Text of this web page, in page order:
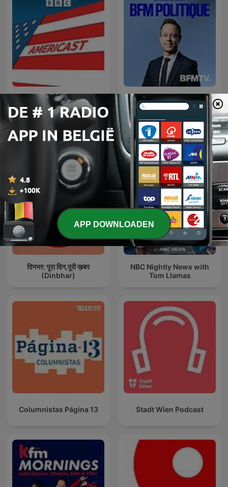
Americast BFM Politique
Internationale Overheid-podcasts
दिनभर: पूरा दिन,पूरी ख़बर
(Dinbhar)
NBC Nightly News with
Tom Llamas
Columnistas Página 13 Stadt Wien Podcast
APP DOWNLOADEN